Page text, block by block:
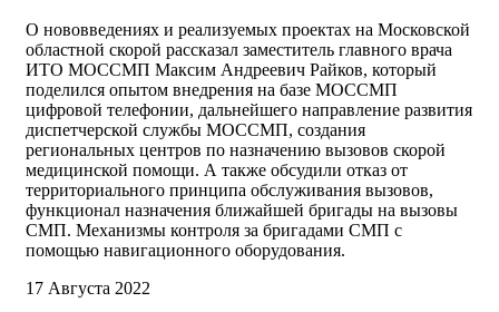
О нововведениях и реализуемых проектах на Московской
областной скорой рассказал заместитель главного врача
ИТО МОССМП Максим Андреевич Райков, который
поделился опытом внедрения на базе МОССМП
цифровой телефонии, дальнейшего направление развития
диспетчерской службы МОССМП, создания
региональных центров по назначению вызовов скорой
медицинской помощи. А также обсудили отказ от
территориального принципа обслуживания вызовов,
функционал назначения ближайшей бригады на вызовы
СМП. Механизмы контроля за бригадами СМП с
помощью навигационного оборудования.
17 Августа 2022